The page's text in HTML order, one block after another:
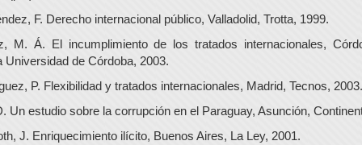
F. Derecho internacional público, Valladolid, Trotta, 1999.
M. Á. El incumplimiento de los tratados internacionales,
Universidad de Córdoba, 2003.
P. Flexibilidad y tratados internacionales, Madrid, Tecnos, 2003.
Un estudio sobre la corrupción en el Paraguay, Asunción,
J. Enriquecimiento ilícito, Buenos Aires, La Ley, 2001.